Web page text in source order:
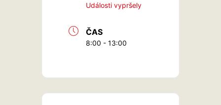
Události vypršely
ČAS
8:00 - 13:00